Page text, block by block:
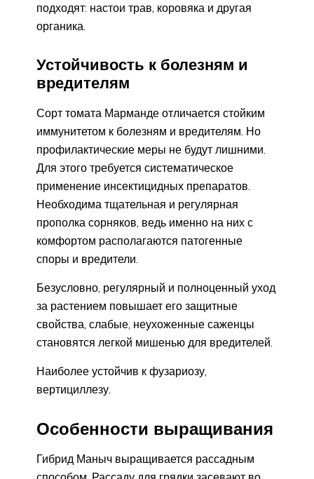
подходят: настои трав, коровяка и другая
органика.
Устойчивость к болезням и
вредителям
Сорт томата Марманде отличается стойким
иммунитетом к болезням и вредителям. Но
профилактические меры не будут лишними.
Для этого требуется систематическое
применение инсектицидных препаратов.
Необходима тщательная и регулярная
прополка сорняков, ведь именно на них с
комфортом располагаются патогенные
споры и вредители.
Безусловно, регулярный и полноценный уход
за растением повышает его защитные
свойства, слабые, неухоженные саженцы
становятся легкой мишенью для вредителей.
Наиболее устойчив к фузариозу,
вертициллезу.
Особенности выращивания
Гибрид Маныч выращивается рассадным